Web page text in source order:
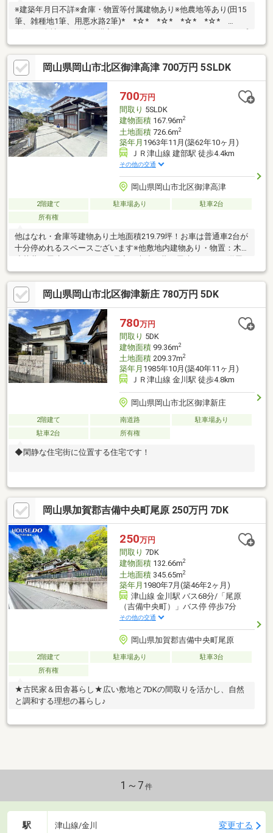
※建築年月日不詳※倉庫・物置等付属建物あり※他農地等あり(田15
筆、雑種地1筆、用悪水路2筆)* *☆* *☆* *☆* *☆*
でサポートいたします。高い技術力とデザイン力で失敗しないリ
フォームを実現。中古物件をリノベ・リフォームで蘇らせます。
物件購入費用とリノベ工事費用を一緒にローンで組む提案も可能
です。3Dモデリングでリフォームの完成予想図を立体的に表現。
購入・買い替え・購入+リノベーションなど、お気軽にご相談く
ださい！お問い合わせは【086-250-9005】または資料請求・来場
予約ボタンから。
岡山県岡山市北区御津高津 700万円 5SLDK
700万円
間取り 5SLDK
建物面積167.96m2
土地面積726.6m2
築年月 1963年11月(築62年10ヶ月)
ＪＲ津山線 建部駅 徒歩4.4km
その他の交通
岡山県岡山市北区御津高津
2階建て 駐車場あり
駐車2台
所有権
他はなれ・倉庫等建物あり土地面積219.79坪！お車は普通車2台が
十分停めれるスペースございます※他敷地内建物あり・物置：木
建物 倉庫：土蔵造瓦葺平屋建：15.83㎡物件購入費用とリノベ工
事費用を一緒にローンで組む提案も可能です。3Dモデリングでリ
フォームの完成予想図を立体的に表現。購入・買い替え・購入
+リノベーションなど、お気軽にご相談ください！お問い合わせ
は【086-250-9005】または資料請求・来場予約ボタンから。
岡山県岡山市北区御津新庄 780万円 5DK
780万円
間取り 5DK
建物面積99.36m2
土地面積209.37m2
築年月 1985年10月(築40年11ヶ月)
ＪＲ津山線 金川駅 徒歩4.8km
岡山県岡山市北区御津新庄
2階建て 南道路
駐車場あり
駐車2台
所有権
◆閑静な住宅街に位置する住宅です！
岡山県加賀郡吉備中央町尾原 250万円 7DK
250万円
間取り 7DK
建物面積132.66m2
土地面積345.65m2
築年月 1980年7月(築46年2ヶ月)
津山線 金川駅 バス68分/「尾原
（吉備中央町）」バス停 停歩7分
その他の交通
岡山県加賀郡吉備中央町尾原
2階建て 駐車場あり
駐車3台
所有権
★古民家＆田舎暮らし★広い敷地と7DKの間取りを活かし、自然
と調和する理想の暮らし♪
1～7 件
駅 津山線/金川 変更する